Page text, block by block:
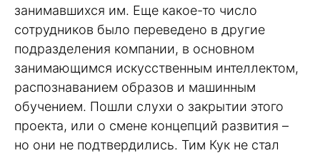
занимавшихся им. Еще какое-то число
сотрудников было переведено в другие
подразделения компании, в основном
занимающимся искусственным интеллектом,
распознаванием образов и машинным
обучением. Пошли слухи о закрытии этого
проекта, или о смене концепций развития –
но они не подтвердились. Тим Кук не стал